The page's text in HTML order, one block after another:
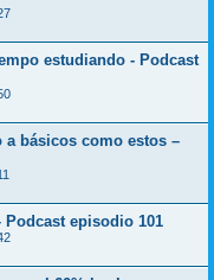
estudiando - Podcast
básicos como estos –
episodio 101